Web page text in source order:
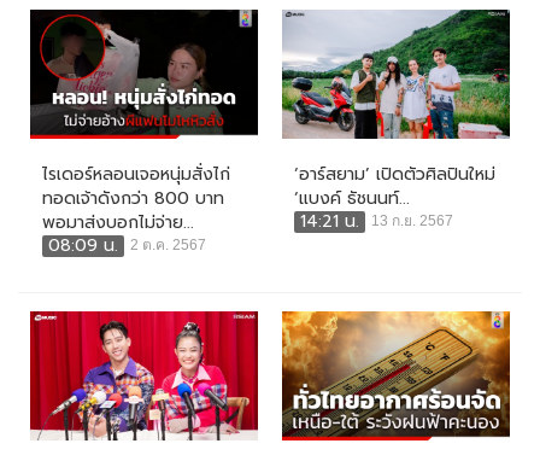
ไรเดอร์หลอนเจอหนุ่มสั่งไก่
ทอดเจ้าดังกว่า 800 บาท
พอมาส่งบอกไม่จ่าย...
08:09 น.
2 ต.ค. 2567
‘อาร์สยาม’ เปิดตัวศิลปินใหม่
‘แบงค์ ธัชนนท์...
14:21 น.
13 ก.ย. 2567